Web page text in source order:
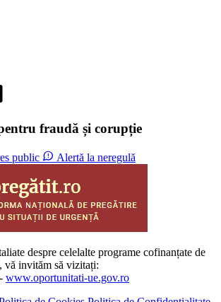
fraudă și corupție
public Alertă la neregulă
despre celelalte programe cofinanțate de
vă invităm să vizitați:
- www.oportunitati-ue.gov.ro